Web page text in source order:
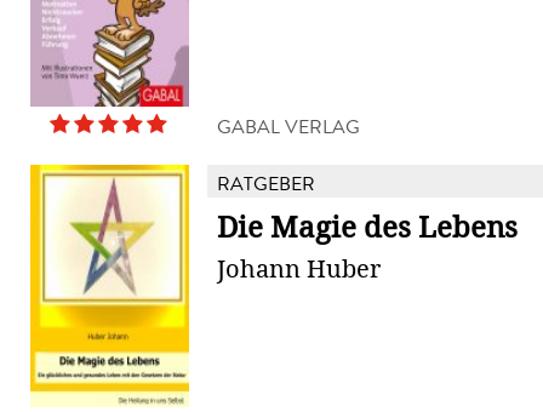
GABAL VERLAG
RATGEBER
Die Magie des Lebens
Johann Huber